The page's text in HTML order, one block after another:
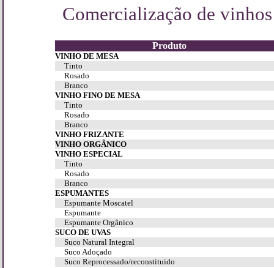
Comercialização de
Produto
VINHO DE MESA
Tinto
Rosado
Branco
VINHO FINO DE MESA
Tinto
Rosado
Branco
VINHO FRIZANTE
VINHO ORGÂNICO
VINHO ESPECIAL
Tinto
Rosado
Branco
ESPUMANTES
Espumante Moscatel
Espumante
Espumante Orgânico
SUCO DE UVAS
Suco Natural Integral
Suco Adoçado
Suco Reprocessado/reconstituido